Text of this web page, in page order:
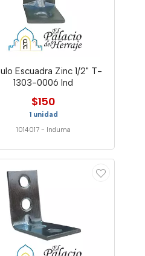
Escuadra Zinc 1/2" T-
1303-0006 Ind
$150
1 unidad
1014017 - Induma